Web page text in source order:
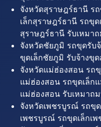
จังหวัดสุราษฎร์ธานี ร
เล็กสุราษฎร์ธานี รถขุ
สุราษฎร์ธานี รับเหมา
จังหวัดชัยภูมิ รถขุดรับ
ขุดเล็กชัยภูมิ รับจ้างขุ
จังหวัดแม่ฮ่องสอน รถ
แม่ฮ่องสอน รถขุดเล็ก
แม่ฮ่องสอน รับเหมาถ
จังหวัดเพชรบูรณ์ รถขุ
เพชรบูรณ์ รถขุดเล็กเ